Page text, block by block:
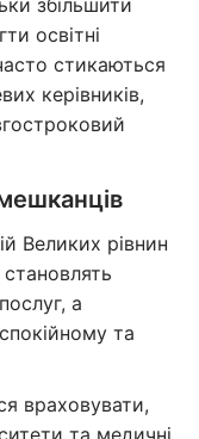
освітні
стикаються
керівників,
Великих рівнин
а
та
враховувати,
та медичні